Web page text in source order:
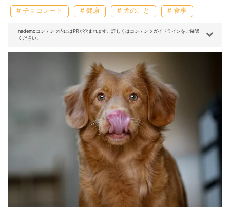
# チョコレート # 健康 # 犬のこと # 食事
nademoコンテンツ内にはPRが含まれます。詳しくはコンテンツガイドラインをご確認
ください。